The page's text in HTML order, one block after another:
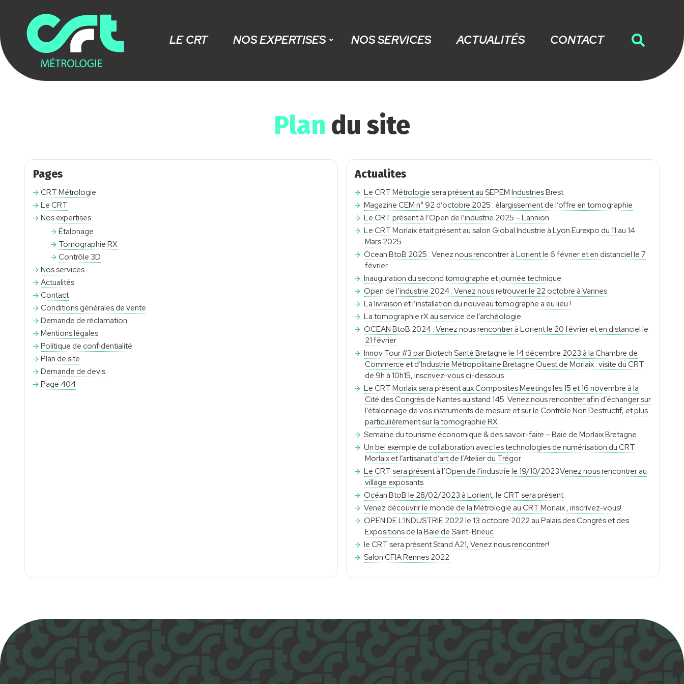
LE CRT NOS EXPERTISES NOS SERVICES ACTUALITÉS CONTACT
Plan du site
Pages
CRT Métrologie
Le CRT
Nos expertises
Étalonage
Tomographie RX
Contrôle 3D
Nos services
Actualités
Contact
Conditions générales de vente
Demande de réclamation
Mentions légales
Politique de confidentialité
Plan de site
Demande de devis
Page 404
Actualites
Le CRT Métrologie sera présent au SEPEM Industries Brest
Magazine CEM n° 92 d’octobre 2025 : élargissement de l’offre en tomographie
Le CRT présent à l’Open de l’industrie 2025 – Lannion
Le CRT Morlaix était présent au salon Global Industrie à Lyon Eurexpo du 11 au 14
Mars 2025
Ocean BtoB 2025 : Venez nous rencontrer à Lorient le 6 février et en distanciel le 7
février
Inauguration du second tomographe et journée technique
Open de l’industrie 2024 : Venez nous retrouver le 22 octobre à Vannes
La livraison et l’installation du nouveau tomographe a eu lieu !
La tomographie rX au service de l’archéologie
OCEAN BtoB 2024 : Venez nous rencontrer à Lorient le 20 février et en distanciel le
21 février
Innov Tour #3 par Biotech Santé Bretagne le 14 décembre 2023 à la Chambre de
Commerce et d’Industrie Métropolitaine Bretagne Ouest de Morlaix : visite du CRT
de 9h à 10h15, inscrivez-vous ci-dessous
Le CRT Morlaix sera présent aux Composites Meetings les 15 et 16 novembre à la
Cité des Congrès de Nantes au stand 145. Venez nous rencontrer afin d’échanger sur
l’étalonnage de vos instruments de mesure et sur le Contrôle Non Destructif, et plus
particulièrement sur la tomographie RX
Semaine du tourisme économique & des savoir-faire – Baie de Morlaix Bretagne
Un bel exemple de collaboration avec les technologies de numérisation du CRT
Morlaix et l’artisanat d’art de l’Atelier du Trégor
Le CRT sera présent à l’Open de l’industrie le 19/10/2023.Venez nous rencontrer au
village exposants
Océan BtoB le 28/02/2023 à Lorient, le CRT sera présent
Venez découvrir le monde de la Métrologie au CRT Morlaix , inscrivez-vous!
OPEN DE L’INDUSTRIE 2022 le 13 octobre 2022 au Palais des Congrès et des
Expositions de la Baie de Saint-Brieuc
le CRT sera présent Stand A21, Venez nous rencontrer!
Salon CFIA Rennes 2022